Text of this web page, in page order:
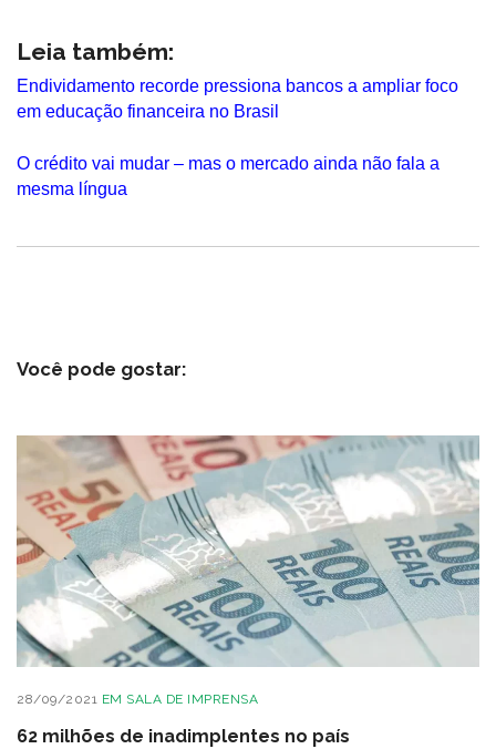
Leia também:
Endividamento recorde pressiona bancos a ampliar foco
em educação financeira no Brasil
O crédito vai mudar – mas o mercado ainda não fala a
mesma língua
Você pode gostar:
28/09/2021 EM SALA DE IMPRENSA
62 milhões de inadimplentes no país